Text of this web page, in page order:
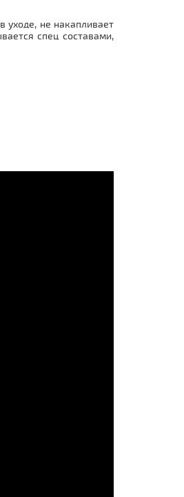
уходе, не накапливает
спец составами,